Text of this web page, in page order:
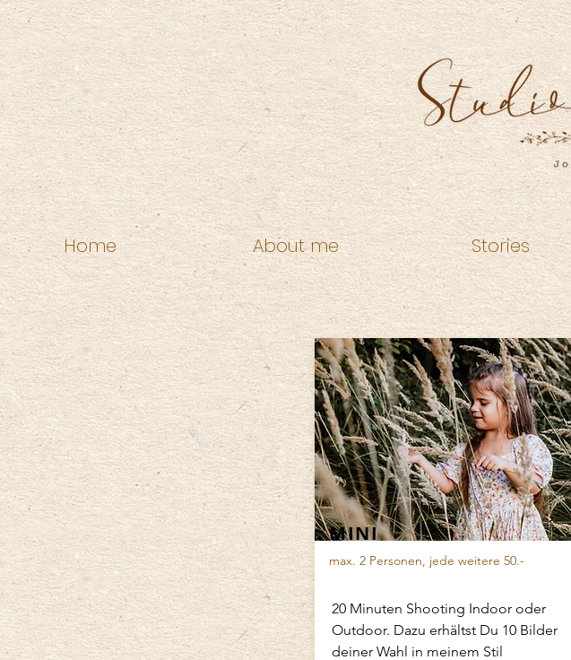
Home About me Stories
MINI
max. 2 Personen, jede weitere 50.-
20 Minuten Shooting Indoor oder
Outdoor. Dazu erhältst Du 10 Bilder
deiner Wahl in meinem Stil